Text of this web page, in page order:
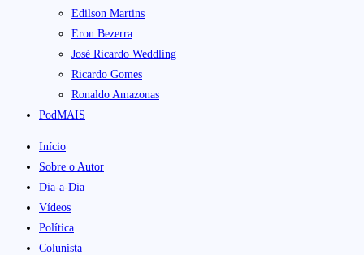
Edilson Martins
Eron Bezerra
José Ricardo Weddling
Ricardo Gomes
Ronaldo Amazonas
PodMAIS
Início
Sobre o Autor
Dia-a-Dia
Vídeos
Política
Colunista